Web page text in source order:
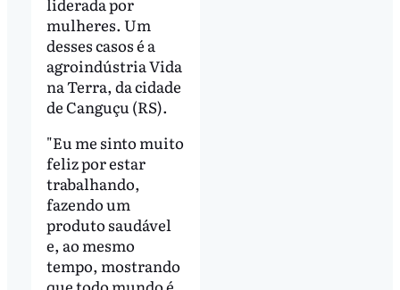
mulheres. Um
desses casos é a
agroindústria Vida
na Terra, da cidade
de Canguçu (RS).
"Eu me sinto muito
feliz por estar
trabalhando,
fazendo um
produto saudável
e, ao mesmo
tempo, mostrando